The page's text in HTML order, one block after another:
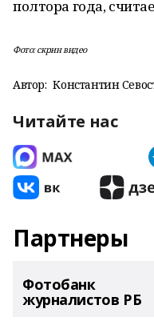
полтора года,
Фото: скрин видео
Автор: Константин
Читайте нас
Партнеры
Фотобанк
журналистов РБ